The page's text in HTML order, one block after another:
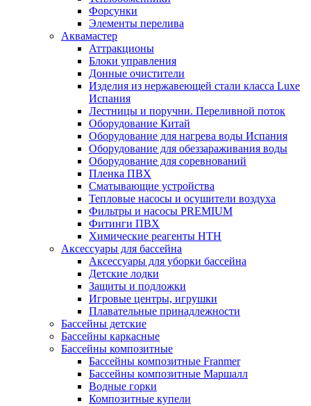
Форсунки
Элементы перелива
Аквамастер
Аттракционы
Блоки управления
Донные очистители
Изделия из нержавеющей стали класса Luxe
Испания
Лестницы и поручни. Переливной поток
Оборудование Китай
Оборудование для нагрева воды Испания
Оборудование для обеззараживания воды
Оборудование для соревнований
Пленка ПВХ
Сматывающие устройства
Тепловые насосы и осушители воздуха
Фильтры и насосы PREMIUM
Фитинги ПВХ
Химические реагенты HTH
Аксессуары для бассейна
Аксессуары для уборки бассейна
Детские лодки
Защиты и подложки
Игровые центры, игрушки
Плавательные принадлежности
Бассейны детские
Бассейны каркасные
Бассейны композитные
Бассейны композитные Franmer
Бассейны композитные Маршалл
Водные горки
Композитные купели